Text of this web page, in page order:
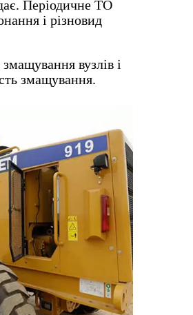
Періодичне ТО
і різновид
вузлів і
змащування.